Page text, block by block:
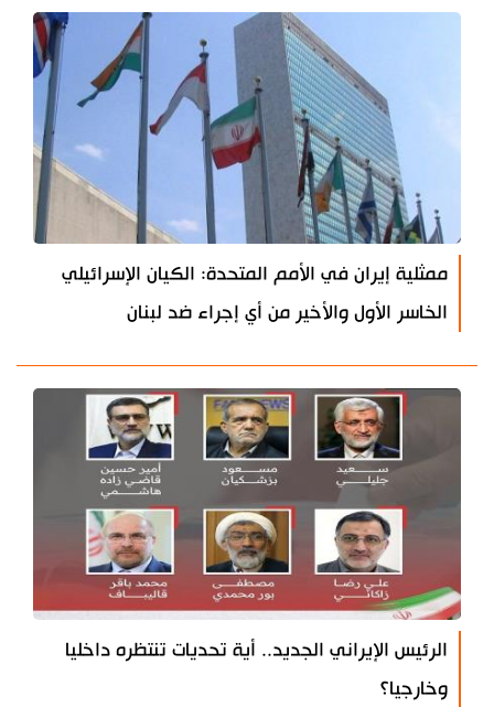
ممثلية إيران في الأمم المتحدة: الكيان الإسرائيلي
الخاسر الأول والأخير من أي إجراء ضد لبنان
الرئيس الإيراني الجديد.. أية تحديات تنتظره داخليا
وخارجيا؟